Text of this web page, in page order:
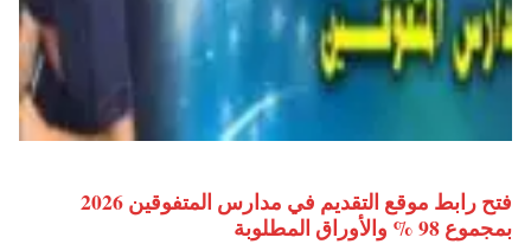
فتح رابط موقع التقديم في مدارس المتفوقين 2026
بمجموع 98 % والأوراق المطلوبة